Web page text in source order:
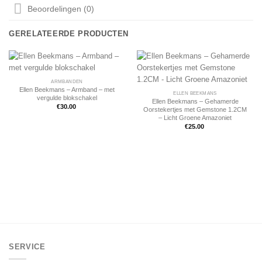
Beoordelingen (0)
GERELATEERDE PRODUCTEN
ARMBANDEN
Ellen Beekmans – Armband – met
vergulde blokschakel
€30.00
ELLEN BEEKMANS
Ellen Beekmans – Gehamerde
Oorstekertjes met Gemstone 1.2CM
– Licht Groene Amazoniet
€25.00
SERVICE